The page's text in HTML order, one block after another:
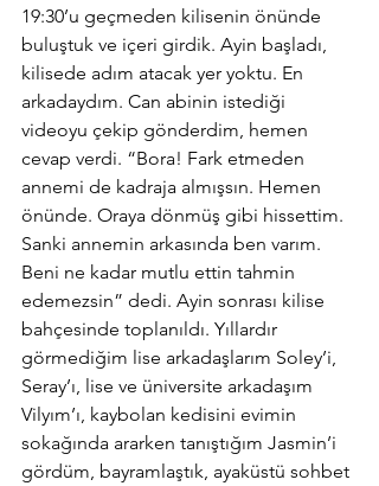
19:30’u geçmeden kilisenin önünde
buluştuk ve içeri girdik. Ayin başladı,
kilisede adım atacak yer yoktu. En
arkadaydım. Can abinin istediği
videoyu çekip gönderdim, hemen
cevap verdi. “Bora! Fark etmeden
annemi de kadraja almışsın. Hemen
önünde. Oraya dönmüş gibi hissettim.
Sanki annemin arkasında ben varım.
Beni ne kadar mutlu ettin tahmin
edemezsin” dedi. Ayin sonrası kilise
bahçesinde toplanıldı. Yıllardır
görmediğim lise arkadaşlarım Soley’i,
Seray’ı, lise ve üniversite arkadaşım
Vilyım’ı, kaybolan kedisini evimin
sokağında ararken tanıştığım Jasmin’i
gördüm, bayramlaştık, ayaküstü sohbet